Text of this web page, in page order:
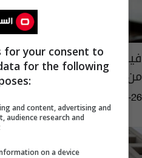
فيسبوك يمنع وسائل
من نشر الإعلانات
02:07 | 2022-02-26
for your consent to
for the following
and content, advertising and
audience research and
on a device